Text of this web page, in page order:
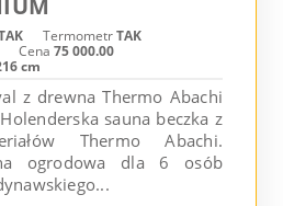
TermometrTAK
Cena 75 000.00
cm
z drewna Thermo Abachi
sauna beczka z
Thermo Abachi.
ogrodowa dla 6 osób